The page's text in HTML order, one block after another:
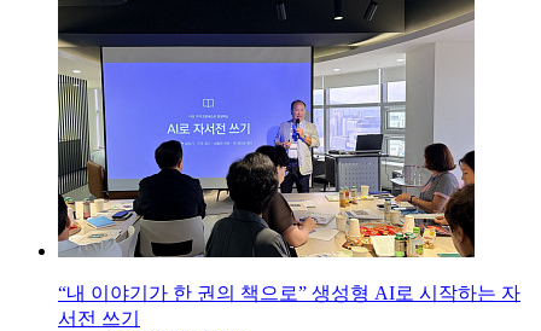
“내 이야기가 한 권의 책으로” 생성형 AI로 시작하는 자
서전 쓰기